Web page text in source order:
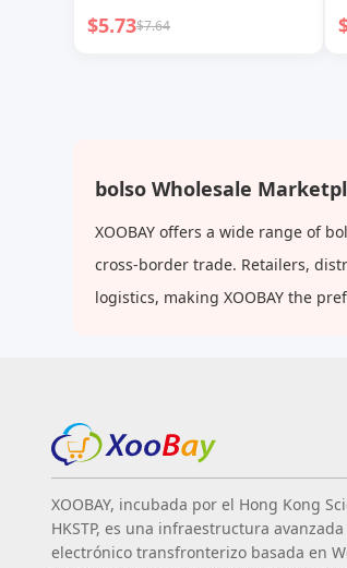
Todo-Partida Bolso de
Hombro Estudiante Clase
$5.73$7.64
bolso Wholesale
XOOBAY offers a wide range of
cross-border trade. Retailers,
logistics, making XOOBAY the
XOOBAY, incubada por el Hong Kong
HKSTP, es una infraestructura
electrónico transfronterizo basada en